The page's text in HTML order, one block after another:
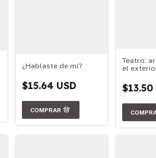
¿Hablaste de mí?
$15.64 USD
Teatro:
el
$13.50